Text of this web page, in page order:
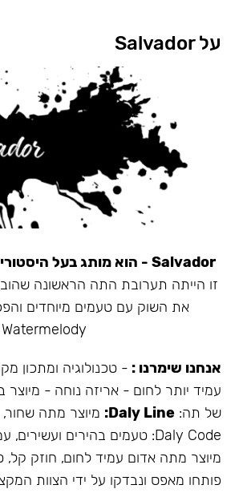
על Salvador
Salvador - הוא מותג בעל היסטוריה שהחלה ב-Daly Code.
את השוק עם טעמים מיוחדים
Watermelody ו-Grape Britain.
אנחנו שימרנו : - טכנולוגיה ומתכון
של תה: Daly Line: מיוצר מתה
Daly Code: טעמים בהירים ועשירים, עמידים לחום ומלאים בעשן.
מיוצר מתה אדום עמיד לחום, חוזק קל,
פותחו מאפס ונבדקו על ידי הצוות